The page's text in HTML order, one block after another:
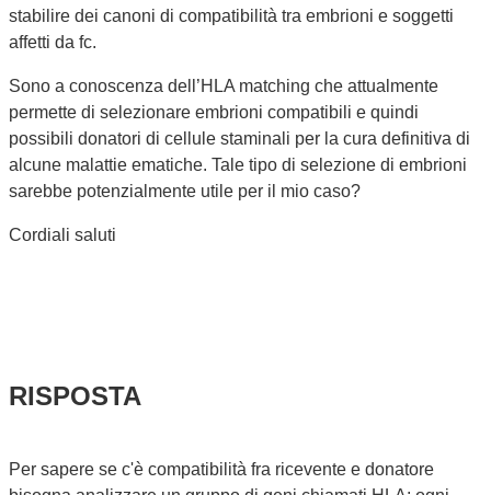
stabilire dei canoni di compatibilità tra embrioni e soggetti
affetti da fc.
Sono a conoscenza dell’HLA matching che attualmente
permette di selezionare embrioni compatibili e quindi
possibili donatori di cellule staminali per la cura definitiva di
alcune malattie ematiche. Tale tipo di selezione di embrioni
sarebbe potenzialmente utile per il mio caso?
Cordiali saluti
RISPOSTA
Per sapere se c'è compatibilità fra ricevente e donatore